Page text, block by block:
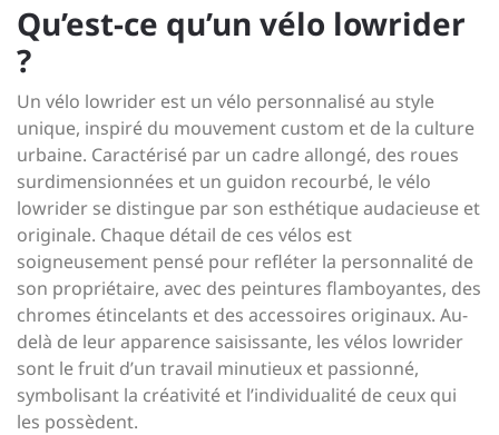
Qu’est-ce qu’un vélo lowrider
?
Un vélo lowrider est un vélo personnalisé au style
unique, inspiré du mouvement custom et de la culture
urbaine. Caractérisé par un cadre allongé, des roues
surdimensionnées et un guidon recourbé, le vélo
lowrider se distingue par son esthétique audacieuse et
originale. Chaque détail de ces vélos est
soigneusement pensé pour refléter la personnalité de
son propriétaire, avec des peintures flamboyantes, des
chromes étincelants et des accessoires originaux. Au-
delà de leur apparence saisissante, les vélos lowrider
sont le fruit d’un travail minutieux et passionné,
symbolisant la créativité et l’individualité de ceux qui
les possèdent.